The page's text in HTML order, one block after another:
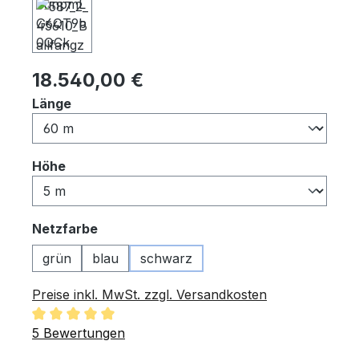
Regulärer Preis:
18.540,00 €
Längeauswählen
Höheauswählen
Netzfarbeauswählen
grün
blau schwarz
Preise inkl. MwSt. zzgl. Versandkosten
Durchschnittliche Bewertung von 5 von 5 Sternen
5 Bewertungen